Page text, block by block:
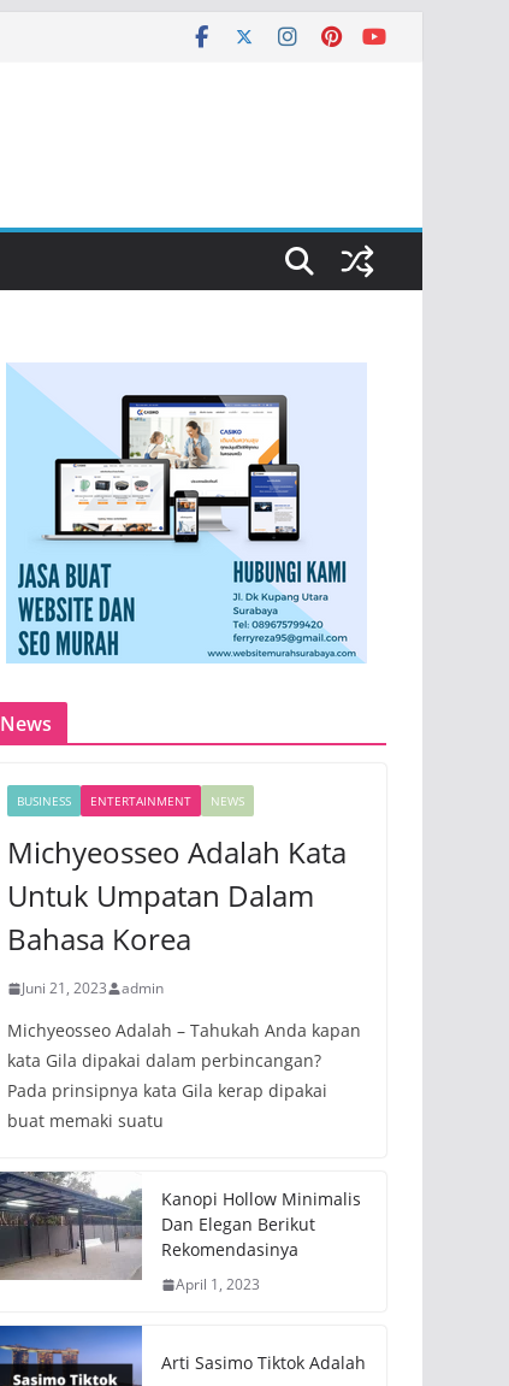
News
BUSINESS ENTERTAINMENT NEWS
Michyeosseo Adalah Kata
Untuk Umpatan Dalam
Bahasa Korea
Juni 21, 2023 admin
Michyeosseo Adalah – Tahukah Anda kapan
kata Gila dipakai dalam perbincangan?
Pada prinsipnya kata Gila kerap dipakai
buat memaki suatu
Kanopi Hollow Minimalis
Dan Elegan Berikut
Rekomendasinya
April 1, 2023
Arti Sasimo Tiktok Adalah